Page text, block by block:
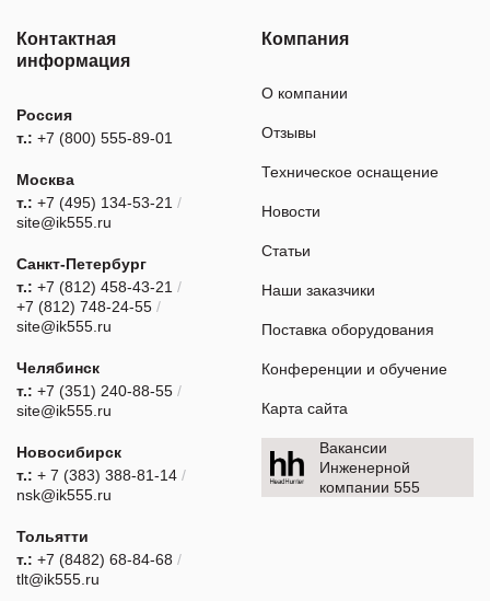
Контактная
информация
Россия
т.: +7 (800) 555-89-01
Москва
т.: +7 (495) 134-53-21 /
site@ik555.ru
Санкт-Петербург
т.: +7 (812) 458-43-21 /
+7 (812) 748-24-55 /
site@ik555.ru
Челябинск
т.: +7 (351) 240-88-55 /
site@ik555.ru
Новосибирск
т.: + 7 (383) 388-81-14 /
nsk@ik555.ru
Тольятти
т.: +7 (8482) 68-84-68 /
tlt@ik555.ru
Компания
О компании
Отзывы
Техническое оснащение
Новости
Статьи
Наши заказчики
Поставка оборудования
Конференции и обучение
Карта сайта
Вакансии
Инженерной
компании 555